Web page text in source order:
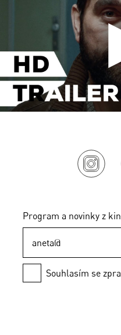
Program a novinky z
Souhlasím se